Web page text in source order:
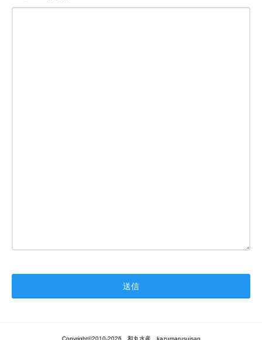
Copyright©2010-2026 和丸水産 kazumarusuisan